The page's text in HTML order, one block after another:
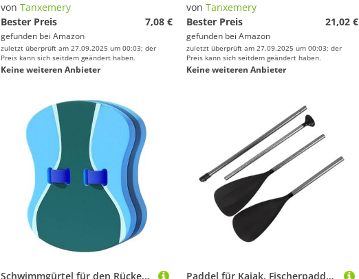
von Tanxemery
Bester Preis
7,08 €
gefunden bei Amazon
zuletzt überprüft am 27.09.2025 um 00:03; der
Preis kann sich seitdem geändert haben.
Keine weiteren Anbieter
von Tanxemery
Bester Preis
21,02 €
gefunden bei Amazon
zuletzt überprüft am 27.09.2025 um 00:03; der
Preis kann sich seitdem geändert haben.
Keine weiteren Anbieter
Schwimmgürtel für den Rücken, verstellbar – Schwimmhilfe für Kinder / Erwachsene, EVA, blau, rutschfest, Größe S/M 22 – 27 cm, Ausrüstung für Unterricht, Schwimmen, Pool, , Wasseraktivitäten
Paddel für Kajak, Fischerpaddel, Länge verstellbar, doppelter Verwendungszweck – Schnelllösewerkzeug, Kombination mit einfachem und doppeltem Kopf für Meer, Fluss, Tourismus, Rafting und